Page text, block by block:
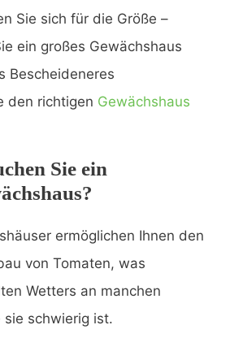
Sie sich für die Größe –
ein großes Gewächshaus
Bescheideneres
den richtigen Gewächshaus
Sie ein
ermöglichen Ihnen den
von Tomaten, was
Wetters an manchen
schwierig ist.